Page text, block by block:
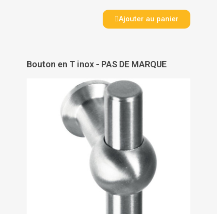
Ajouter au panier
Bouton en T inox - PAS DE MARQUE